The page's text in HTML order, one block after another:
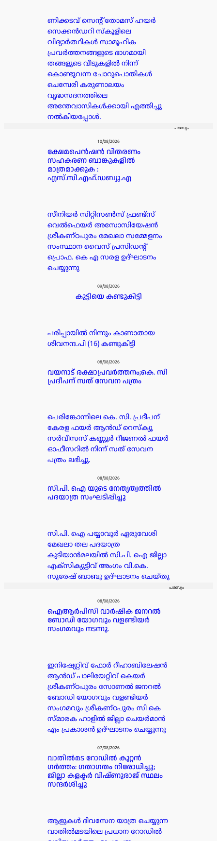
ണിക്കടവ് സെൻ്റ് തോമസ് ഹയർ
സെക്കൻഡറി സ്‌കൂളിലെ
വിദ്യാർത്ഥികൾ സാമൂഹിക
പ്രവർത്തനങ്ങളുടെ ഭാഗമായി
തങ്ങളുടെ വീടുകളിൽ നിന്ന്
കൊണ്ടുവന്ന ചോറുപൊതികൾ
ചെമ്പേരി കരുണാലയം
വൃദ്ധസദനത്തിലെ
അന്തേവാസികൾക്കായി എത്തിച്ചു
നൽകിയപ്പോൾ.
പരസ്യം
10/08/2026
ക്ഷേമപെൻഷൻ വിതരണം
സഹകരണ ബാങ്കുകളിൽ
മാത്രമാക്കുക :
എസ്.സി.എഫ്.ഡബ്യു.എ
സീനിയർ സിറ്റിസൺസ് ഫ്രണ്ട്സ്
വെൽഫെയർ അസോസിയേഷൻ
ശ്രീകണ്ഠപുരം മേഖലാ സമ്മേളനം
സംസ്ഥാന വൈസ് പ്രസിഡന്റ്
പ്രൊഫ. കെ എ സരള ഉദ്ഘാടനം
ചെയ്യുന്നു
09/08/2026
കുട്ടിയെ കണ്ടുകിട്ടി
പരിപ്പായിൽ നിന്നും കാണാതായ
ശിവനന്ദ.പി (16) കണ്ടുകിട്ടി
08/08/2026
വയനാട് രക്ഷാപ്രവർത്തനം;കെ. സി
പ്രദീപന് സത് സേവന പത്രം
പെരിങ്കോന്നിലെ കെ. സി. പ്രദീപന്
കേരള ഫയർ ആൻഡ് റെസ്ക്യൂ
സർവീസസ് കണ്ണൂർ റീജണൽ ഫയർ
ഓഫീസറിൽ നിന്ന് സത് സേവന
പത്രം ലഭിച്ചു.
08/08/2026
സി.പി. ഐ യുടെ നേതൃത്വത്തിൽ
പദയാത്ര സംഘടിപ്പിച്ചു
സി.പി. ഐ പയ്യാവൂർ ഏരുവേശി
മേഖലാ തല പദയാത്ര
കുടിയാൻമലയിൽ സി.പി. ഐ ജില്ലാ
എക്സിക്യുട്ടിവ് അംഗം വി.കെ.
സുരേഷ് ബാബു ഉദ്ഘാടനം ചെയ്തു
പരസ്യം
08/08/2026
ഐആർപിസി വാർഷിക ജനറൽ
ബോഡി യോഗവും വളണ്ടിയർ
സംഗമവും നടന്നു.
ഇനിഷ്യേറ്റിവ് ഫോർ റീഹാബിലേഷൻ
ആൻഡ് പാലിയേറ്റിവ് കെയർ
ശ്രീകണ്ഠപുരം സോണൽ ജനറൽ
ബോഡി യോഗവും വളണ്ടിയർ
സംഗമവും ശ്രീകണ്ഠപുരം സി കെ
സ്മാരക ഹാളിൽ ജില്ലാ ചെയർമാൻ
എം പ്രകാശൻ ഉദ്ഘാടനം ചെയ്യുന്നു
07/08/2026
വാതിൽമട റോഡിൽ കൂറ്റൻ
ഗർത്തം: ഗതാഗതം നിരോധിച്ചു;
ജില്ലാ കളക്ടർ വിഷ്ണുരാജ് സ്ഥലം
സന്ദർശിച്ചു
ആളുകൾ ദിവസേന യാത്ര ചെയ്യുന്ന
വാതിൽമടയിലെ പ്രധാന റോഡിൽ